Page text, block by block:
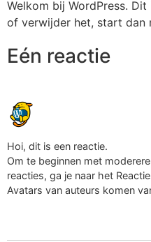
Welkom bij WordPress.
of verwijder het, start dan
Eén reactie
Hoi, dit is een reactie.
Om te beginnen met
reacties, ga je naar het
Avatars van auteurs komen